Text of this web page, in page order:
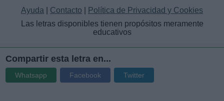
Ayuda Contacto
Política de Privacidad y Cookies
Las letras disponibles tienen propósitos meramente
educativos
Compartir esta letra en...
Whatsapp Facebook Twitter